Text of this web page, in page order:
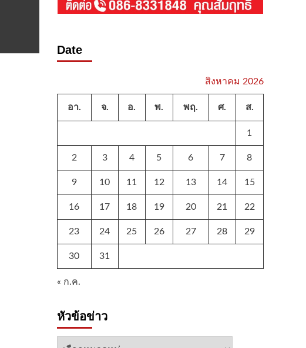
Date
สิงหาคม 2026
อา. จ. อ. พ. พฤ. ศ. ส.
1
2 3 4 5 6 7 8
9 10 11 12 13 14 15
16 17 18 19 20 21 22
23 24 25 26 27 28 29
30 31
« ก.ค.
หัวข้อข่าว
หัวข้อ